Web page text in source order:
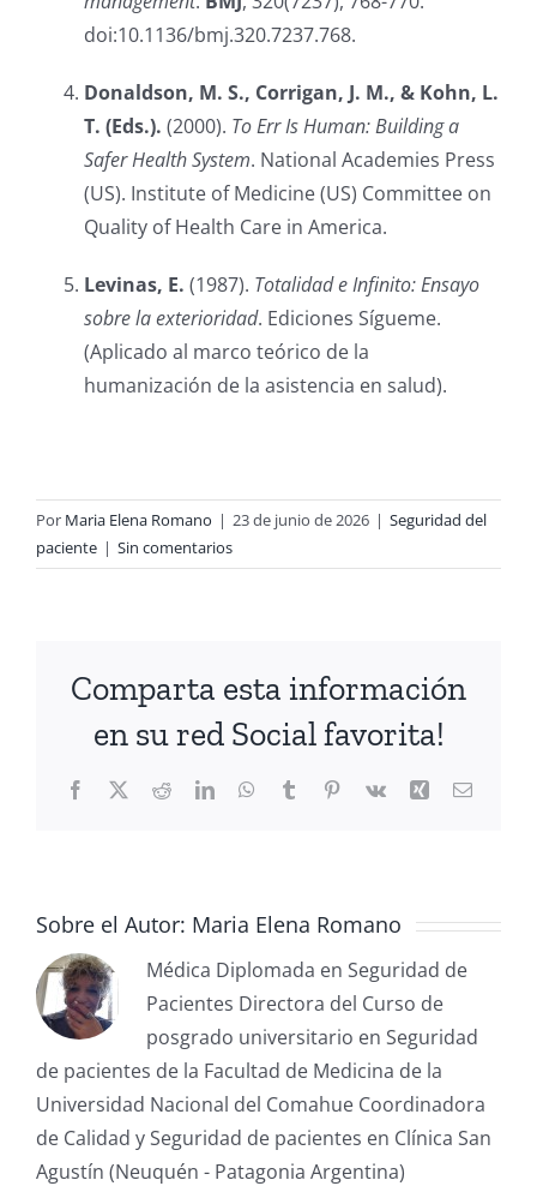
doi:10.1136/bmj.320.7237.768.
Donaldson, M. S., Corrigan, J. M., & Kohn, L.
T. (Eds.). (2000). To Err Is Human: Building a
Safer Health System. National Academies Press
(US). Institute of Medicine (US) Committee on
Quality of Health Care in America.
Levinas, E. (1987). Totalidad e Infinito: Ensayo
sobre la exterioridad. Ediciones Sígueme.
(Aplicado al marco teórico de la
humanización de la asistencia en salud).
Por Maria Elena Romano | 23 de junio de 2026 | Seguridad del
paciente | Sin comentarios
Comparta esta información
en su red Social favorita!
Sobre el Autor: Maria Elena Romano
Médica Diplomada en Seguridad de
Pacientes Directora del Curso de
posgrado universitario en Seguridad
de pacientes de la Facultad de Medicina de la
Universidad Nacional del Comahue Coordinadora
de Calidad y Seguridad de pacientes en Clínica San
Agustín (Neuquén - Patagonia Argentina)